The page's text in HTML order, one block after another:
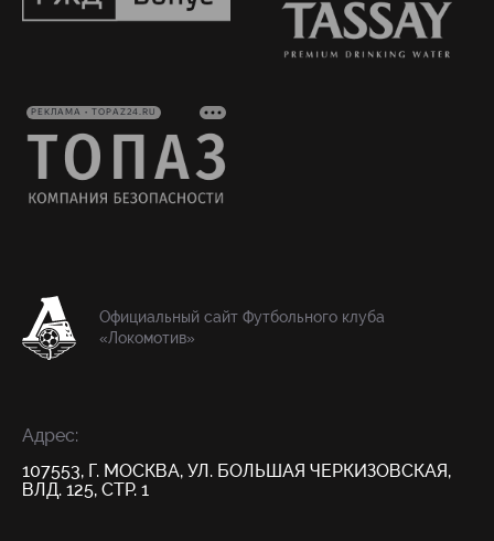
РЕКЛАМА • TOPAZ24.RU
Официальный сайт Футбольного клуба
«Локомотив»
Адрес:
107553, Г. МОСКВА, УЛ. БОЛЬШАЯ ЧЕРКИЗОВСКАЯ,
ВЛД. 125, СТР. 1